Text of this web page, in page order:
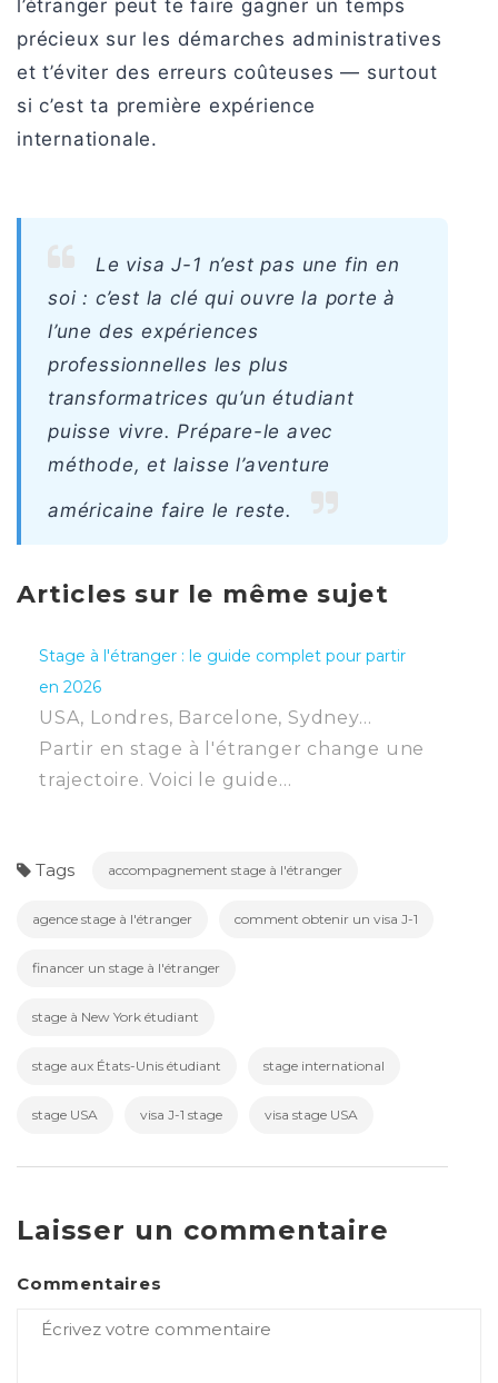
l’étranger peut te faire gagner un temps
précieux sur les démarches administratives
et t’éviter des erreurs coûteuses — surtout
si c’est ta première expérience
internationale.
Le visa J-1 n’est pas une fin en
soi : c’est la clé qui ouvre la porte à
l’une des expériences
professionnelles les plus
transformatrices qu’un étudiant
puisse vivre. Prépare-le avec
méthode, et laisse l’aventure
américaine faire le reste.
Articles sur le même sujet
Stage à l'étranger : le guide complet pour partir
en 2026
USA, Londres, Barcelone, Sydney…
Partir en stage à l'étranger change une
trajectoire. Voici le guide…
Tags accompagnement stage à l'étranger
agence stage à l'étranger comment obtenir un visa J-1
financer un stage à l'étranger
stage à New York étudiant
stage aux États-Unis étudiant stage international
stage USA visa J-1 stage visa stage USA
Laisser un commentaire
Commentaires